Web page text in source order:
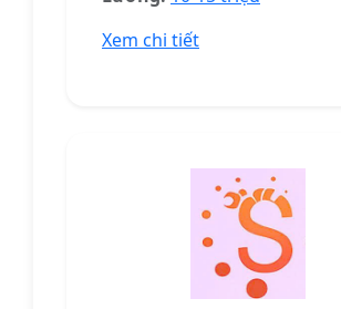
Xem chi tiết